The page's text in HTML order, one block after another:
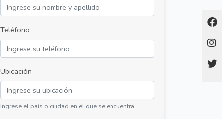
Teléfono
Ubicación
Ingrese el país o ciudad en el que se encuentra